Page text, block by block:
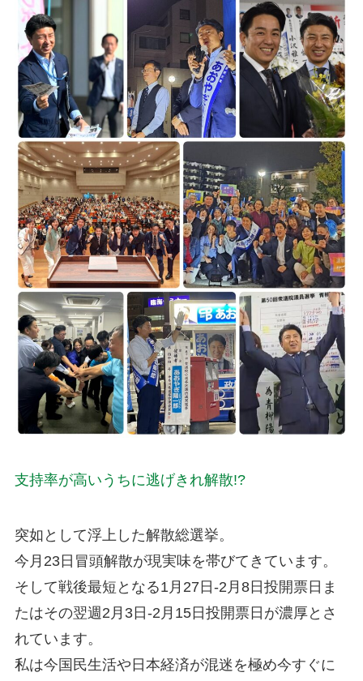
支持率が高いうちに逃げきれ解散!?
突如として浮上した解散総選挙。
今月23日冒頭解散が現実味を帯びてきています。
そして戦後最短となる1月27日-2月8日投開票日ま
たはその翌週2月3日-2月15日投開票日が濃厚とさ
れています。
私は今国民生活や日本経済が混迷を極め今すぐに